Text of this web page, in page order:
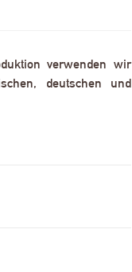
verwenden wir
deutschen und